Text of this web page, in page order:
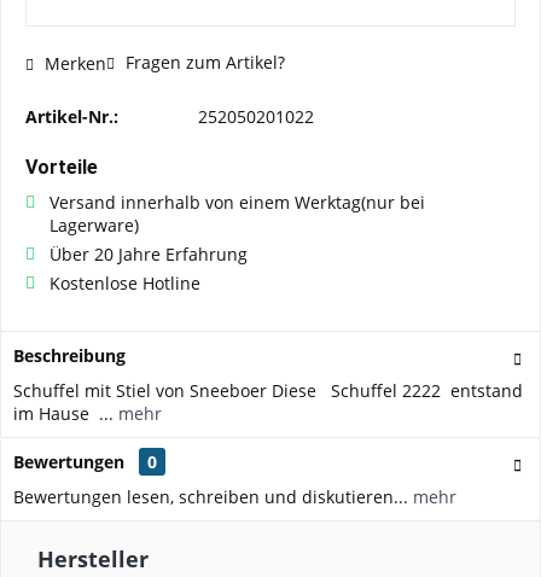
Merken Fragen zum Artikel?
Artikel-Nr.: 252050201022
Vorteile
Versand innerhalb von einem Werktag(nur bei
Lagerware)
Über 20 Jahre Erfahrung
Kostenlose Hotline
Beschreibung
Schuffel mit Stiel von Sneeboer Diese Schuffel 2222 entstand
im Hause ... mehr
Bewertungen
0
Bewertungen lesen, schreiben und diskutieren... mehr
Hersteller